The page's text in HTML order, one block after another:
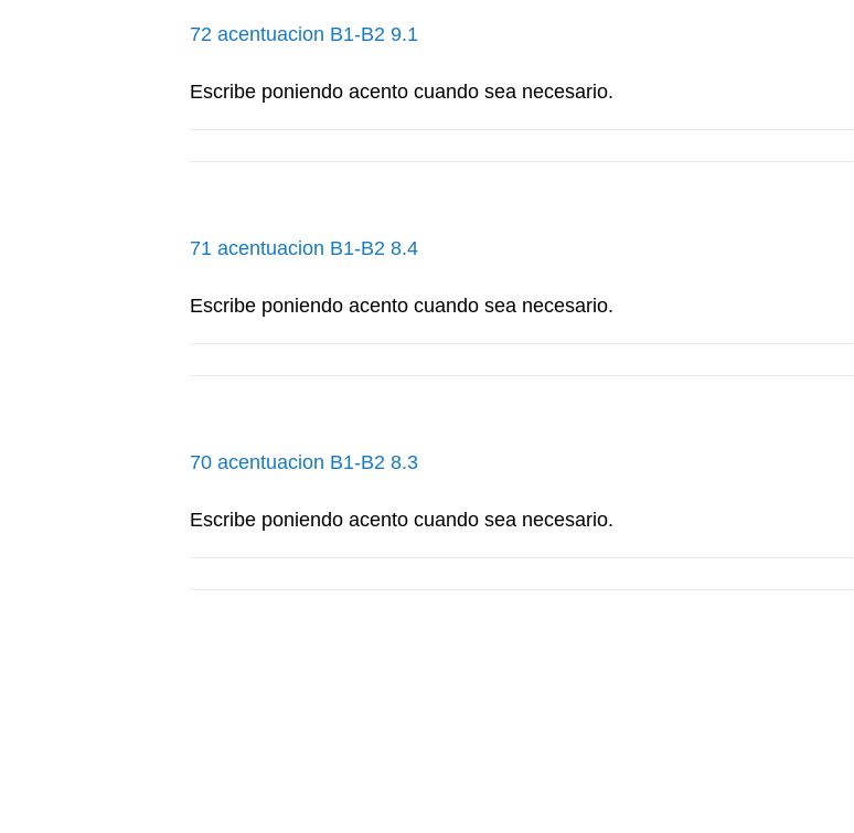
72 acentuacion B1-B2 9.1
Escribe poniendo acento cuando sea necesario.
71 acentuacion B1-B2 8.4
Escribe poniendo acento cuando sea necesario.
70 acentuacion B1-B2 8.3
Escribe poniendo acento cuando sea necesario.